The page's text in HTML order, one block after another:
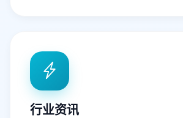
行业资讯